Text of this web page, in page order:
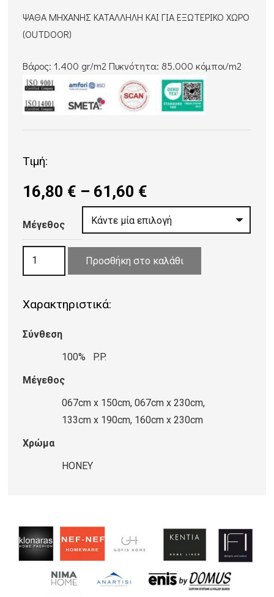
ΨΑΘΑ ΜΗΧΑΝΗΣ ΚΑΤΑΛΛΗΛΗ ΚΑΙ ΓΙΑ ΕΞΩΤΕΡΙΚΟ ΧΩΡΟ
(OUTDOOR)
Βάρος: 1.400 gr/m2 Πυκνότητα: 85.000 κόμποι/m2
Τιμή:
16,80 € – 61,60 €
range:
16,80 €
61,60 €
Μέγεθος
ΧΑΛΙ
3787/W
HONEY
ποσότητα
Προσθήκη στο καλάθι
Χαρακτηριστικά:
Σύνθεση
100% P.P.
Μέγεθος
067cm x 150cm, 067cm x 230cm,
133cm x 190cm, 160cm x 230cm
Χρώμα
HONEY